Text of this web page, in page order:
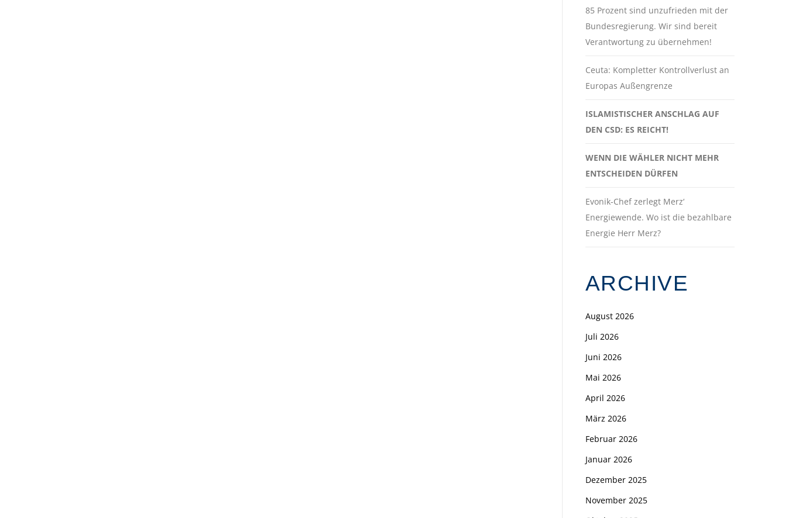
85 Prozent sind unzufrieden mit der
Bundesregierung. Wir sind bereit
Verantwortung zu übernehmen!
Ceuta: Kompletter Kontrollverlust an
Europas Außengrenze
ISLAMISTISCHER ANSCHLAG AUF
DEN CSD: ES REICHT!
WENN DIE WÄHLER NICHT MEHR
ENTSCHEIDEN DÜRFEN
Evonik-Chef zerlegt Merz‘
Energiewende. Wo ist die bezahlbare
Energie Herr Merz?
ARCHIVE
August 2026
Juli 2026
Juni 2026
Mai 2026
April 2026
März 2026
Februar 2026
Januar 2026
Dezember 2025
November 2025